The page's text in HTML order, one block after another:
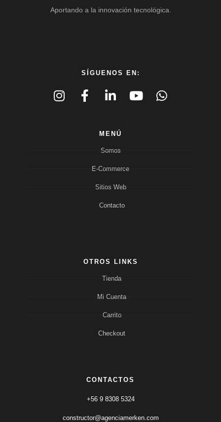
Aportando a la innovación tecnológica.
SÍGUENOS EN:
MENÚ
Somos
E-Commerce
Sitios Web
Contacto
OTROS LINKS
Tienda
Mi Cuenta
Carrito
Checkout
CONTACTOS
+56 9 8308 5324
constructor@agenciamerken.com